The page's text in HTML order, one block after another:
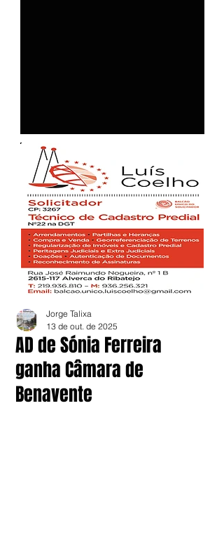
AD de Sónia Ferreira
ganha Câmara de
Benavente
Jorge Talixa
13 de out. de 2025